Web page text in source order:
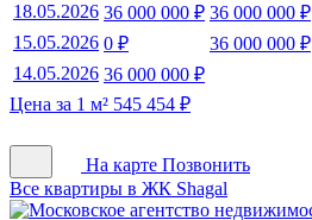
18.05.2026 36 000 000 ₽ 36 000 000 ₽
15.05.2026 0 ₽
36 000 000 ₽
14.05.2026 36 000 000 ₽
Цена за 1 м² 545 454 ₽
На карте Позвонить
Все квартиры в ЖК Shagal